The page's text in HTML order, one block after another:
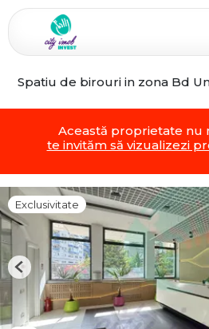
Spatiu de birouri in zona Bd
Această proprietate nu
te invităm să vizualizezi
Exclusivitate
Previous